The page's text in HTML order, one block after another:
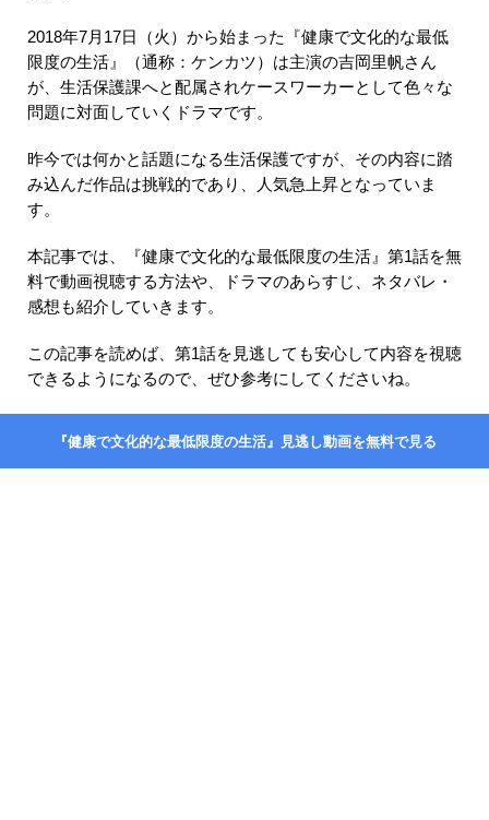
2018年7月17日（火）から始まった『健康で文化的な最低
限度の生活』（通称：ケンカツ）は主演の吉岡里帆さん
が、生活保護課へと配属されケースワーカーとして色々な
問題に対面していくドラマです。
昨今では何かと話題になる生活保護ですが、その内容に踏
み込んだ作品は挑戦的であり、人気急上昇となっていま
す。
本記事では、『健康で文化的な最低限度の生活』第1話を無
料で動画視聴する方法や、ドラマのあらすじ、ネタバレ・
感想も紹介していきます。
この記事を読めば、第1話を見逃しても安心して内容を視聴
できるようになるので、ぜひ参考にしてくださいね。
『健康で文化的な最低限度の生活』見逃し動画を無料で見る